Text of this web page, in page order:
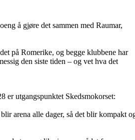
å gjøre det sammen med Raumar,
på Romerike, og begge klubbene har
den siste tiden – og vet hva det
er utgangspunktet Skedsmokorset:
arena alle dager, så det blir kompakt